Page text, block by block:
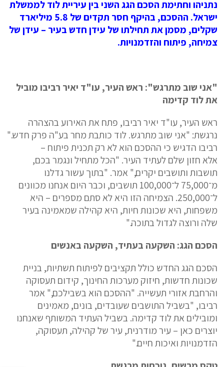
נתניהו וחתימת הסכם הגג השני בין עיריית לוד לממשלת
ישראל. ההסכם, בהיקף חסר תקדים של 5.8 מיליארד
שקלים, מסמן את תחילתו של עידן חדש בעיר – עידן של
צמיחה, פיתוח והזדמנויות.
"אני שוב מתרגש": ראש העיר, עו"ד יאיר רביבו מוביל
את לוד קדימה
ראש העיר, עו"ד יאיר רביבו, פתח את האירוע בהצהרה
נרגשת: "אני שוב מתרגש. לוד כותבת מחר בע"ה פרק חדש."
רביבו הדגיש כי ההסכם הוא לא רק תכנית פיתוח –
אלא חזון שלם לעתיד העיר. "הכל מתחיל ונגמר בכם,
תושבות ותושבים יקרים," אמר. "בתוך עשור גדלנו
מ־75,000 ל־100,000 תושבים, וכבר היום אנחנו מכוונים
ל־250,000. הצמיחה הזו היא לא סתם מספרים – היא
משפחות, היא שכונות חיות, היא קהילה שמאמינה בעיר
שלה ורוצה לגדול בתוכה."
הסכם הגג: השקעה בעתיד, השקעה באנשים
הסכם הגג החדש כולל תקציבים לפיתוח תשתיות, בניית
שכונות חדשות, חיזוק מערכות החינוך, קידום תעסוקה
והרחבת אזורי תעשייה. "ההסכם הוא בשבילכם," אמר
רביבו, "בשביל התושבים שעובדים, בונים, מאמינים
ומובילים את לוד קדימה. בשביל העתיד המשותף שאנחנו
יוצרים כאן – עיר מודרנית, עיר של קהילה, תעסוקה,
הזדמנויות ואיכות חיים."